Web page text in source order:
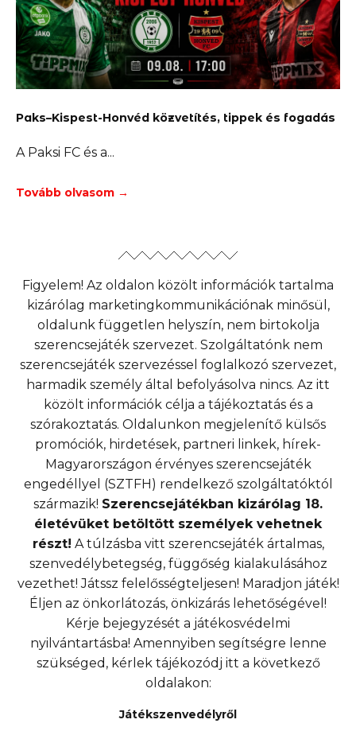
Paks–Kispest-Honvéd közvetítés, tippek és fogadás
A Paksi FC és a
Tovább olvasom →
Figyelem! Az oldalon közölt információk tartalma
kizárólag marketingkommunikációnak minősül,
oldalunk független helyszín, nem birtokolja
szerencsejáték szervezet. Szolgáltatónk nem
szerencsejáték szervezéssel foglalkozó szervezet,
harmadik személy által befolyásolva nincs. Az itt
közölt információk célja a tájékoztatás és a
szórakoztatás. Oldalunkon megjelenítő külsős
promóciók, hirdetések, partneri linkek, hírek-
Magyarországon érvényes szerencsejáték
engedéllyel (SZTFH) rendelkező szolgáltatóktól
származik! Szerencsejátékban kizárólag 18.
életévüket betöltött személyek vehetnek
részt! A túlzásba vitt szerencsejáték ártalmas,
szenvedélybetegség, függőség kialakulásához
vezethet! Játssz felelősségteljesen! Maradjon játék!
Éljen az önkorlátozás, önkizárás lehetőségével!
Kérje bejegyzését a játékosvédelmi
nyilvántartásba! Amennyiben segítségre lenne
szükséged, kérlek tájékozódj itt a következő
oldalakon:
Játékszenvedélyről